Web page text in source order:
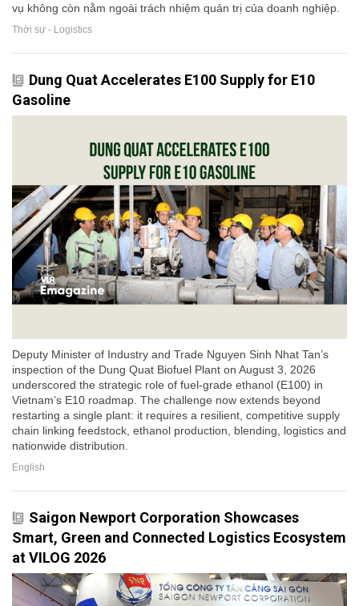
vụ không còn nằm ngoài trách nhiệm quản trị của doanh nghiệp.
Thời sự - Logistics
Dung Quat Accelerates E100 Supply for E10
Gasoline
Deputy Minister of Industry and Trade Nguyen Sinh Nhat Tan’s
inspection of the Dung Quat Biofuel Plant on August 3, 2026
underscored the strategic role of fuel-grade ethanol (E100) in
Vietnam’s E10 roadmap. The challenge now extends beyond
restarting a single plant: it requires a resilient, competitive supply
chain linking feedstock, ethanol production, blending, logistics and
nationwide distribution.
English
Saigon Newport Corporation Showcases
Smart, Green and Connected Logistics Ecosystem
at VILOG 2026